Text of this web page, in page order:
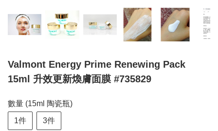
Valmont Energy Prime Renewing Pack
15ml 升效更新煥膚面膜 #735829
數量 (15ml 陶瓷瓶)
1件 3件